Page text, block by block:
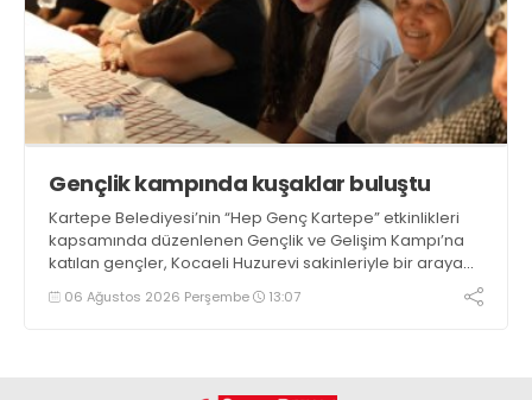
Gençlik kampında kuşaklar buluştu
Kartepe Belediyesi’nin “Hep Genç Kartepe” etkinlikleri
kapsamında düzenlenen Gençlik ve Gelişim Kampı’na
katılan gençler, Kocaeli Huzurevi sakinleriyle bir araya
geldi06 Ağustos 2026 Perşembe 13:07